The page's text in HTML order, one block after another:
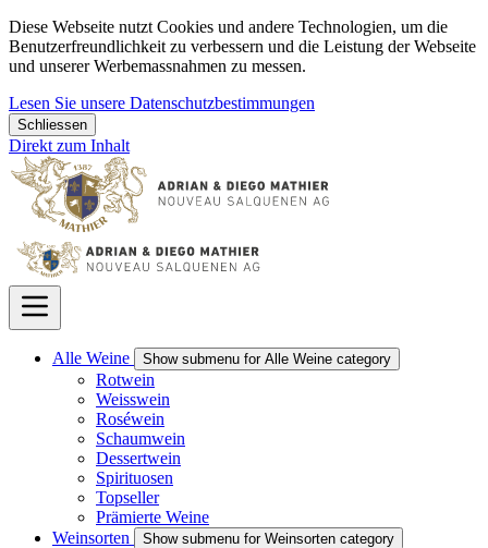
Diese Webseite nutzt Cookies und andere Technologien, um die
Benutzerfreundlichkeit zu verbessern und die Leistung der Webseite
und unserer Werbemassnahmen zu messen.
Lesen Sie unsere Datenschutzbestimmungen
Schliessen
Direkt zum Inhalt
Alle Weine Show submenu for Alle Weine category
Rotwein
Weisswein
Roséwein
Schaumwein
Dessertwein
Spirituosen
Topseller
Prämierte Weine
Weinsorten
Show submenu for Weinsorten category